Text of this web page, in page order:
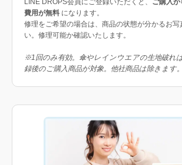
費用が無料 になります。
修理をご希望の場合は、商品の状態が分かるお写
い。修理可能か確認いたします。
※1回のみ有効。傘やレインウエアの生地破れ
録後のご購入商品が対象。他社商品は除きます。